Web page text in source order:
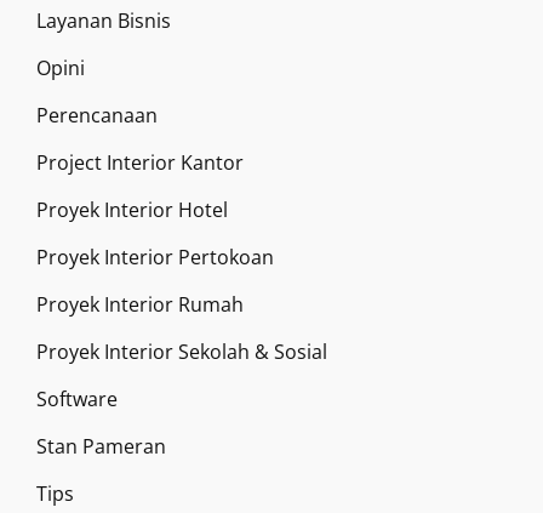
Layanan Bisnis
Opini
Perencanaan
Project Interior Kantor
Proyek Interior Hotel
Proyek Interior Pertokoan
Proyek Interior Rumah
Proyek Interior Sekolah & Sosial
Software
Stan Pameran
Tips